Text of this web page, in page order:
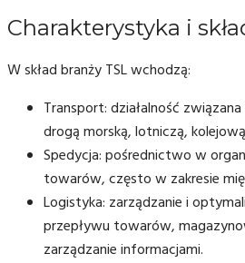
Charakterystyka i
W skład branży TSL wchodzą:
Transport: działalność
drogą morską, lotniczą,
Spedycja: pośrednictwo w
towarów, często w zakresie
Logistyka: zarządzanie i
przepływu towarów,
zarządzanie informacjami.